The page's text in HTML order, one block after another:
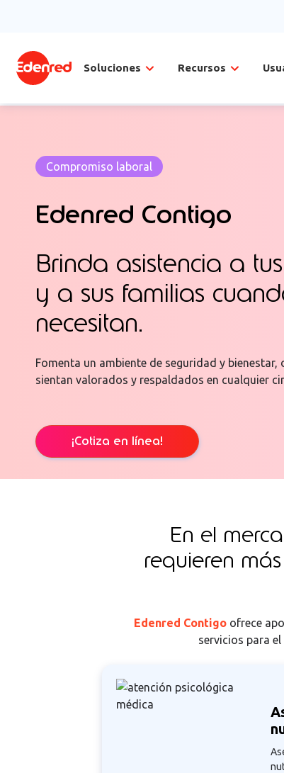
Soluciones Recursos
Compromiso laboral
Edenred Contigo
Brinda asistencia a
y a sus familias
necesitan.
Fomenta un ambiente de seguridad y
sientan valorados y respaldados en cualquier
¡Cotiza en línea!
En el
requieren
Edenred Contigo ofrece
servicios para